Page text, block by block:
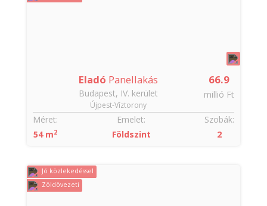
66.9
millió Ft
Eladó Panellakás
Budapest, IV. kerület
Újpest-Víztorony
Szobák:
2
Méret:
54 m2
Emelet:
Földszint
Jó közlekedéssel
Zöldövezeti